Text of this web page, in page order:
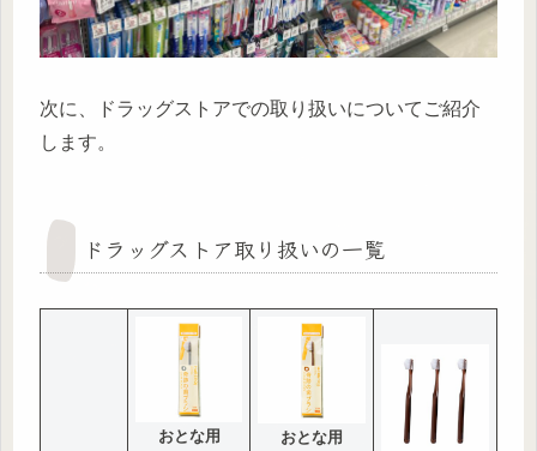
次に、ドラッグストアでの取り扱いについてご紹介
します。
ドラッグストア取り扱いの一覧
おとな用 おとな用